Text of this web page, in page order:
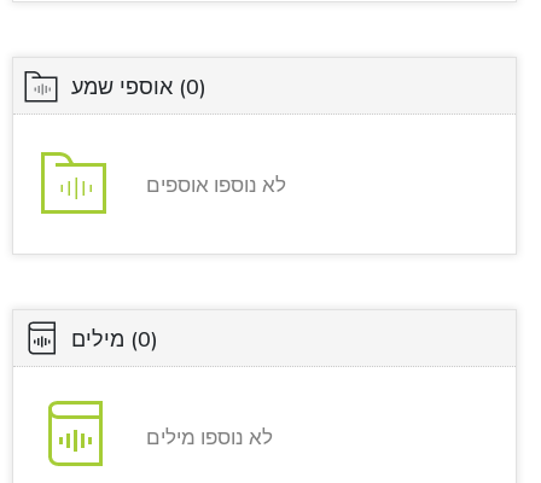
אוספי שמע (0)
לא נוספו אוספים
מילים (0)
לא נוספו מילים